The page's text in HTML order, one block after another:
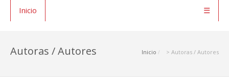
Inicio ☰
Inicio > Autoras / Autores
Autoras / Autores